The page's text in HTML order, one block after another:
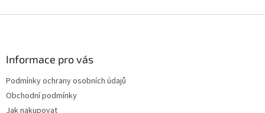
Informace pro vás
Podmínky ochrany osobních údajů
Obchodní podmínky